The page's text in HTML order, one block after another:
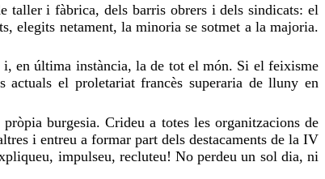
taller i fàbrica, dels barris obrers i dels sindicats: el
elegits netament, la minoria se sotmet a la majoria.
i, en última instància, la de tot el món. Si el feixisme
actuals el proletariat francès superaria de lluny en
burgesia. Crideu a totes les organitzacions de
i entreu a formar part dels destacaments de la IV
impulseu, recluteu! No perdeu un sol dia, ni